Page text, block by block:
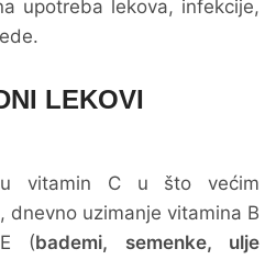
upotreba lekova, infekcije,
LEKOVI
vitamin C u što većim
dnevno uzimanje vitamina B
E (bademi, semenke, ulje